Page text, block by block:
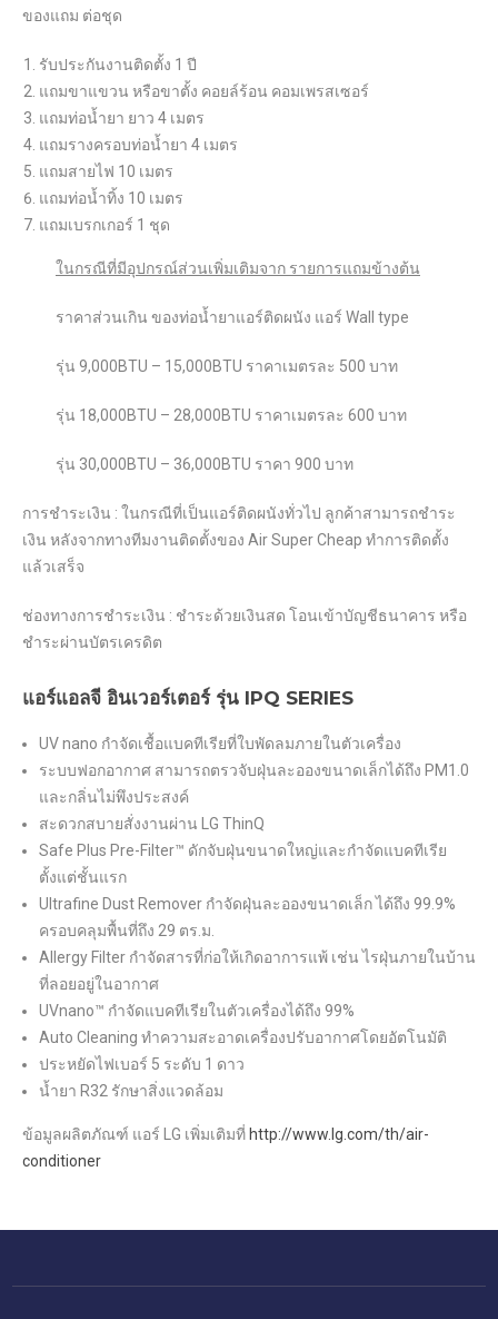
ของแถม ต่อชุด
รับประกันงานติดตั้ง 1 ปี
แถมขาแขวน หรือขาตั้ง คอยล์ร้อน คอมเพรสเซอร์
แถมท่อน้ำยา ยาว 4 เมตร
แถมรางครอบท่อน้ำยา 4 เมตร
แถมสายไฟ 10 เมตร
แถมท่อน้ำทิ้ง 10 เมตร
แถมเบรกเกอร์ 1 ชุด
ในกรณีที่มีอุปกรณ์ส่วนเพิ่มเติมจาก รายการแถมข้างต้น
ราคาส่วนเกิน ของท่อน้ำยาแอร์ติดผนัง แอร์ Wall type
รุ่น 9,000BTU – 15,000BTU ราคาเมตรละ 500 บาท
รุ่น 18,000BTU – 28,000BTU ราคาเมตรละ 600 บาท
รุ่น 30,000BTU – 36,000BTU ราคา 900 บาท
การชำระเงิน : ในกรณีที่เป็นแอร์ติดผนังทั่วไป ลูกค้าสามารถชำระ
เงิน หลังจากทางทีมงานติดตั้งของ Air Super Cheap ทำการติดตั้ง
แล้วเสร็จ
ช่องทางการชำระเงิน : ชำระด้วยเงินสด โอนเข้าบัญชีธนาคาร หรือ
ชำระผ่านบัตรเครดิต
แอร์แอลจี อินเวอร์เตอร์ รุ่น IPQ SERIES
UV nano กำจัดเชื้อแบคทีเรียที่ใบพัดลมภายในตัวเครื่อง
ระบบฟอกอากาศ สามารถตรวจับฝุ่นละอองขนาดเล็กได้ถึง PM1.0
และกลิ่นไม่พึงประสงค์
สะดวกสบายสั่งงานผ่าน LG ThinQ
Safe Plus Pre-Filter™ ดักจับฝุ่นขนาดใหญ่และกำจัดแบคทีเรีย
ตั้งแต่ชั้นแรก
Ultrafine Dust Remover กำจัดฝุ่นละอองขนาดเล็ก ได้ถึง 99.9%
ครอบคลุมพื้นที่ถึง 29 ตร.ม.
Allergy Filter กำจัดสารที่ก่อให้เกิดอาการแพ้ เช่น ไรฝุ่นภายในบ้าน
ที่ลอยอยู่ในอากาศ
UVnano™ กำจัดแบคทีเรียในตัวเครื่องได้ถึง 99%
Auto Cleaning ทำความสะอาดเครื่องปรับอากาศโดยอัตโนมัติ
ประหยัดไฟเบอร์ 5 ระดับ 1 ดาว
น้ำยา R32 รักษาสิ่งแวดล้อม
ข้อมูลผลิตภัณฑ์ แอร์ LG เพิ่มเติมที่ http://www.lg.com/th/air-
conditioner